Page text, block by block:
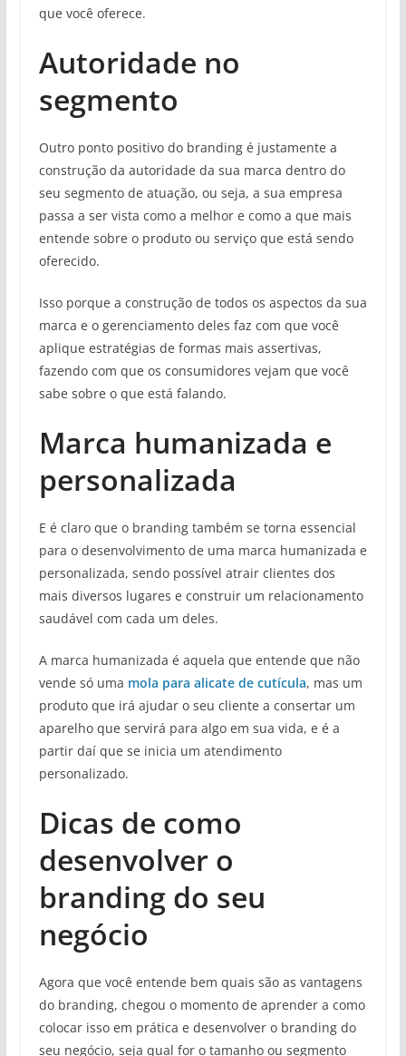
que você oferece.
Autoridade no
segmento
Outro ponto positivo do branding é justamente a
construção da autoridade da sua marca dentro do
seu segmento de atuação, ou seja, a sua empresa
passa a ser vista como a melhor e como a que mais
entende sobre o produto ou serviço que está sendo
oferecido.
Isso porque a construção de todos os aspectos da sua
marca e o gerenciamento deles faz com que você
aplique estratégias de formas mais assertivas,
fazendo com que os consumidores vejam que você
sabe sobre o que está falando.
Marca humanizada e
personalizada
E é claro que o branding também se torna essencial
para o desenvolvimento de uma marca humanizada e
personalizada, sendo possível atrair clientes dos
mais diversos lugares e construir um relacionamento
saudável com cada um deles.
A marca humanizada é aquela que entende que não
vende só uma mola para alicate de cutícula, mas um
produto que irá ajudar o seu cliente a consertar um
aparelho que servirá para algo em sua vida, e é a
partir daí que se inicia um atendimento
personalizado.
Dicas de como
desenvolver o
branding do seu
negócio
Agora que você entende bem quais são as vantagens
do branding, chegou o momento de aprender a como
colocar isso em prática e desenvolver o branding do
seu negócio, seja qual for o tamanho ou segmento